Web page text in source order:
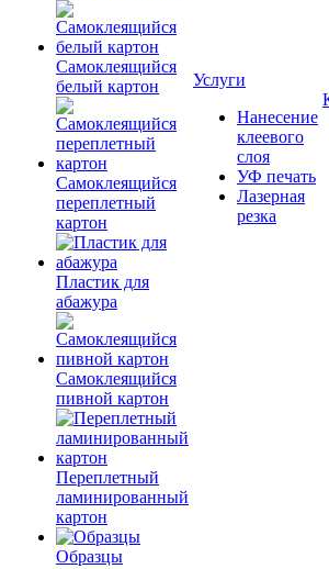
Самоклеящийся
белый картон
Самоклеящийся
переплетный
картон
Пластик для
абажура
Самоклеящийся
пивной картон
Переплетный
ламинированный
картон
Образцы
Услуги
Нанесение
клеевого
слоя
УФ печать
Лазерная
резка